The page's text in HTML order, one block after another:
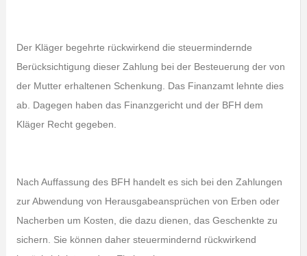
Der Kläger begehrte rückwirkend die steuermindernde
Berücksichtigung dieser Zahlung bei der Besteuerung der von
der Mutter erhaltenen Schenkung. Das Finanzamt lehnte dies
ab. Dagegen haben das Finanzgericht und der BFH dem
Kläger Recht gegeben.
Nach Auffassung des BFH handelt es sich bei den Zahlungen
zur Abwendung von Herausgabeansprüchen von Erben oder
Nacherben um Kosten, die dazu dienen, das Geschenkte zu
sichern. Sie können daher steuermindernd rückwirkend